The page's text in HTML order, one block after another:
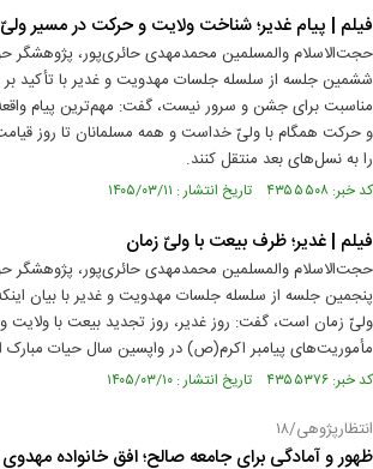
فیلم | پیام غدیر؛ شناخت ولایت و حرکت در مسیر
حجت‌الاسلام‌ والمسلمین محمدمهدی حائری‌پور، پژوهشگر
ششمین جلسه از سلسله جلسات مهدویت و غدیر با تأکید بر
مناسبت برای جشن و سرور نیست، گفت: مهم‌ترین پیام
و حرکت همگام با ولیّ خداست و همه مسلمانان تا روز
را به نسل‌های بعد منتقل کنند.
کد خبر: ۴۳۵۵۵۰۸ تاریخ انتشار : ۱۴۰۵/۰۳/۱۱
فیلم | غدیر؛ ظرف بیعت با ولیّ زمان
حجت‌الاسلام والمسلمین محمدمهدی حائری‌پور، پژوهشگر
پنجمین جلسه از سلسله جلسات مهدویت و غدیر با بیان
ولیّ زمان است، گفت: روز غدیر، روز تجدید بیعت با ولایت و
مأموریت‌های پیامبر اکرم(ص) در واپسین سال حیات
کد خبر: ۴۳۵۵۳۷۶ تاریخ انتشار : ۱۴۰۵/۰۳/۱۰
انتظارپژوهی/۱۸
ظهور و آمادگی برای جامعه صالح؛ افق خانواده مهدوی